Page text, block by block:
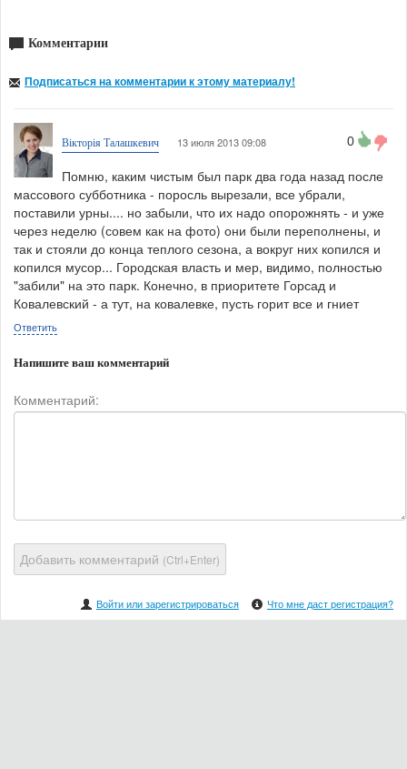
Комментарии
Подписаться на комментарии к этому материалу!
Вікторія Талашкевич 13 июля 2013 09:08 0
Помню, каким чистым был парк два года назад после
массового субботника - поросль вырезали, все убрали,
поставили урны.... но забыли, что их надо опорожнять - и уже
через неделю (совем как на фото) они были переполнены, и
так и стояли до конца теплого сезона, а вокруг них копился и
копился мусор... Городская власть и мер, видимо, полностью
"забили" на это парк. Конечно, в приоритете Горсад и
Ковалевский - а тут, на ковалевке, пусть горит все и гниет
Ответить
Напишите ваш комментарий
Комментарий:
Добавить комментарий (Ctrl+Enter)
Войти или зарегистрироваться Что мне даст регистрация?